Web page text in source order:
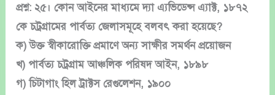
প্রশ্ন: ২৫। কোন আইনের মাধ্যমে দ্যা এ্যভিডেন্স এ্যাক্ট, ১৮৭২
কে চট্রগ্রামের পার্বত্য জেলাসমূহে বলবৎ করা হয়েছে?
ক) উক্ত স্বীকারোক্তি প্রমাণে অন্য সাক্ষীর সমর্থন প্রয়োজন
খ) পার্বত্য চট্রগ্রাম আঞ্চলিক পরিষদ আইন, ১৮৯৮
গ) চিটাগাং হিল ট্রাক্টস রেগুলেশন, ১৯০০